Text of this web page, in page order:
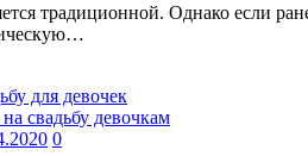
традиционной. Однако если
свадьбу девочкам
0